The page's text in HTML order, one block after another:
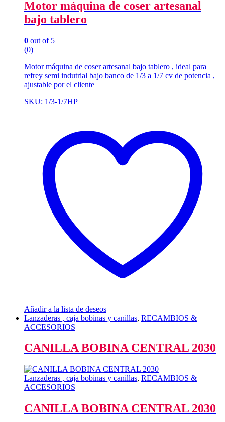
Motor máquina de coser artesanal
bajo tablero
0 out of 5
(0)
Motor máquina de coser artesanal bajo tablero , ideal para
refrey semi indutrial bajo banco de 1/3 a 1/7 cv de potencia ,
ajustable por el cliente
SKU: 1/3-1/7HP
Añadir a la lista de deseos
Lanzaderas , caja bobinas y canillas, RECAMBIOS &
ACCESORIOS
CANILLA BOBINA CENTRAL 2030
Lanzaderas , caja bobinas y canillas, RECAMBIOS &
ACCESORIOS
CANILLA BOBINA CENTRAL 2030